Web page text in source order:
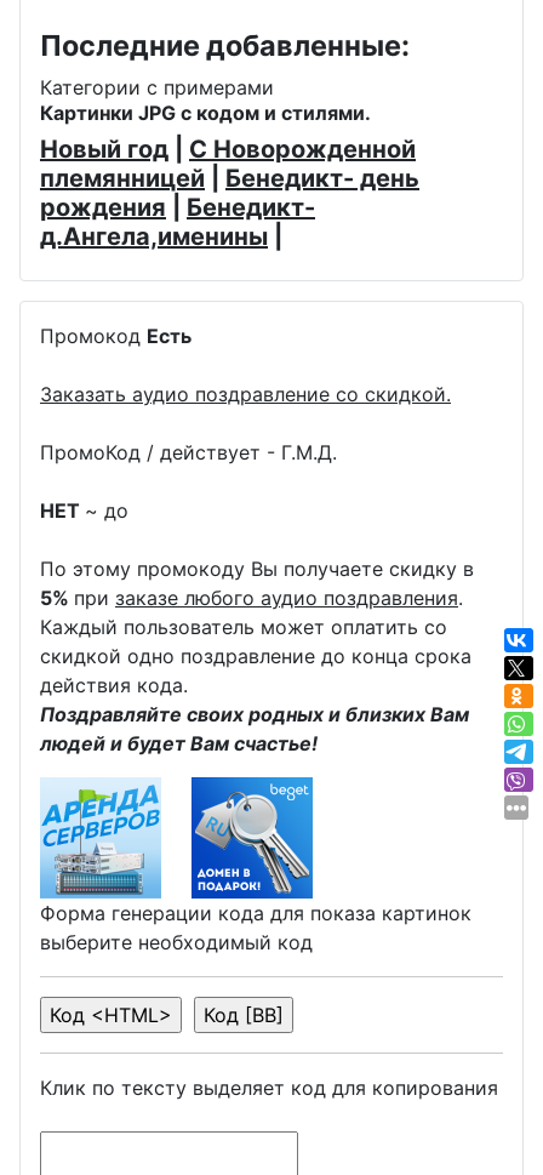
Последние добавленные:
Категории с примерами
Картинки JPG с кодом и стилями.
Новый год
С Новорожденной
племянницей
Бенедикт- день
рождения
Бенедикт-
д.Ангела,именины
Промокод Есть
Заказать аудио поздравление со скидкой.
ПромоКод / действует - Г.М.Д.
НЕТ ~ до
По этому промокоду Вы получаете скидку в
5% при заказе любого аудио поздравления.
Каждый пользователь может оплатить со
скидкой одно поздравление до конца срока
действия кода.
Поздравляйте своих родных и близких Вам
людей и будет Вам счастье!
Форма генерации кода для показа картинок
выберите необходимый код
Клик по тексту выделяет код для копирования